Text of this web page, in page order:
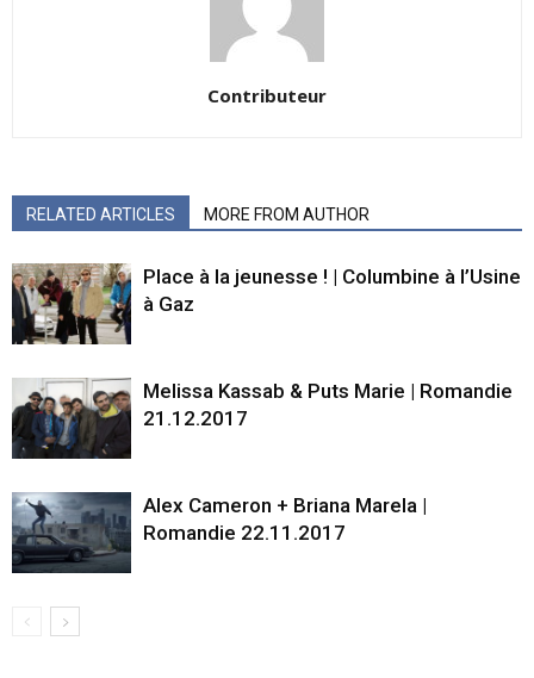
Contributeur
RELATED ARTICLES MORE FROM AUTHOR
Place à la jeunesse ! | Columbine à l’Usine
à Gaz
Melissa Kassab & Puts Marie | Romandie
21.12.2017
Alex Cameron + Briana Marela |
Romandie 22.11.2017